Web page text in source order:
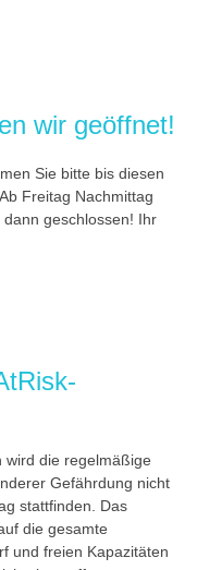
wir geöffnet!
Sie bitte bis diesen
Freitag Nachmittag
geschlossen! Ihr
wird die regelmäßige
Gefährdung nicht
stattfinden. Das
die gesamte
und freien Kapazitäten